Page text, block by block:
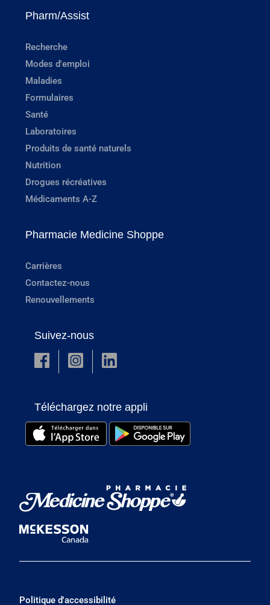
Pharm/Assist
Recherche
Modes d'emploi
Maladies
Formulaires
Santé
Laboratoires
Produits de santé naturels
Nutrition
Drogues récréatives
Médicaments A-Z
Pharmacie Medicine Shoppe
Carrières
Contactez-nous
Renouvellements
Suivez-nous
Téléchargez notre appli
Politique d'accessibilité